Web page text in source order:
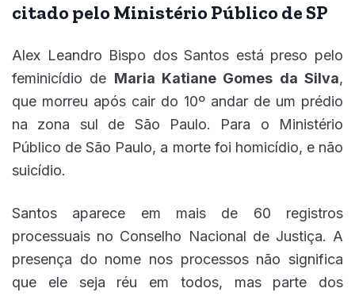
citado pelo Ministério Público de SP
Alex Leandro Bispo dos Santos está preso pelo
feminicídio de Maria Katiane Gomes da Silva,
que morreu após cair do 10º andar de um prédio
na zona sul de São Paulo. Para o Ministério
Público de São Paulo, a morte foi homicídio, e não
suicídio.
Santos aparece em mais de 60 registros
processuais no Conselho Nacional de Justiça. A
presença do nome nos processos não significa
que ele seja réu em todos, mas parte dos